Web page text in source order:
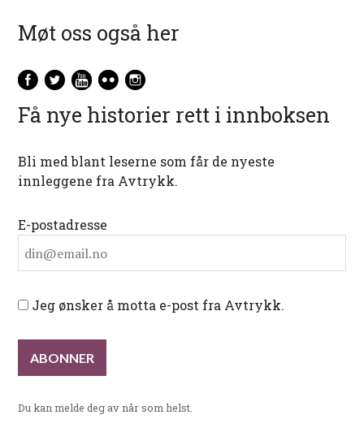
Møt oss også her
Få nye historier rett i innboksen
Bli med blant leserne som får de nyeste
innleggene fra Avtrykk.
E-postadresse
Jeg ønsker å motta e-post fra Avtrykk.
Du kan melde deg av når som helst.